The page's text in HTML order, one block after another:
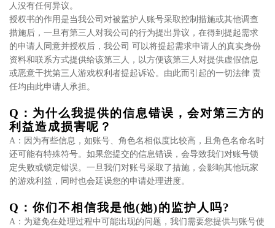
人没有任何异议。
授权书的作用是当我公司对被监护人账号采取控制措施或其他调查
措施后，一旦有第三人对我公司的行为提出异议，在得到提起需求
的申请人同意并授权后，我公司 可以将提起需求申请人的真实身份
资料和联系方式提供给该第三人，以方便该第三人对提供虚假信息
或恶意干扰第三人游戏权利者提起诉讼。由此而引起的一切法律 责
任均由此申请人承担。
Q：为什么我提供的信息错误，会对第三方的
利益造成损害呢？
A：因为有些信息，如账号、角色名相似度比较高，且角色名命名时
还可能有特殊符号。如果您提交的信息错误，会导致我们对账号锁
定失败或锁定错误。一旦我们对账号采取了措施，会影响其他玩家
的游戏利益，同时也会延误您的申请处理进度。
Q：你们不相信我是他(她)的监护人吗?
A：为避免在处理过程中可能出现的问题，我们需要您提供与账号使